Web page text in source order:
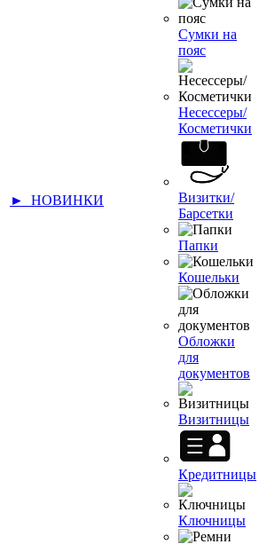
► НОВИНКИ
Сумки на
пояс
Несессеры/
Косметички
Визитки/
Барсетки
Папки
Кошельки
Обложки
для
документов
Визитницы
Кредитницы
Ключницы